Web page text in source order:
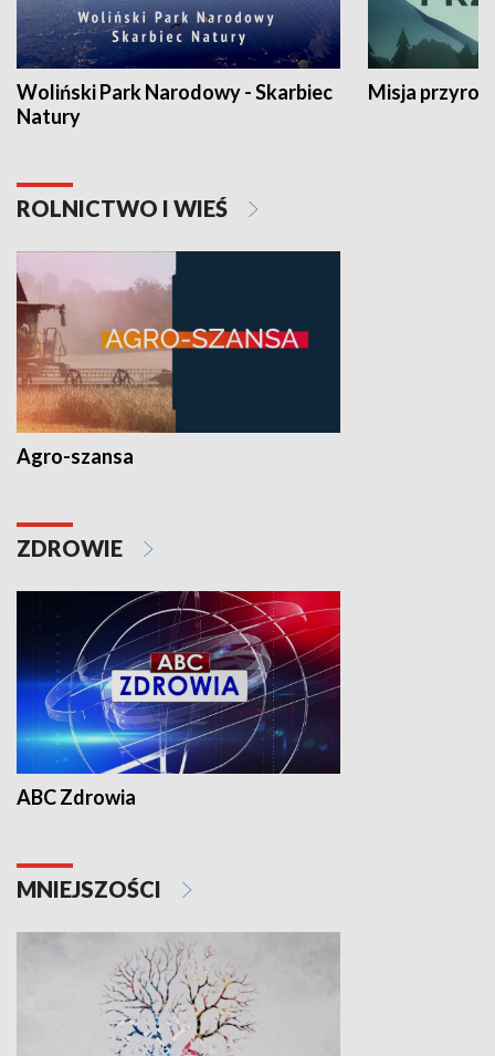
Woliński Park Narodowy - Skarbiec
Natury
Misja
ROLNICTWO I WIEŚ
Agro-szansa
ZDROWIE
ABC Zdrowia
MNIEJSZOŚCI